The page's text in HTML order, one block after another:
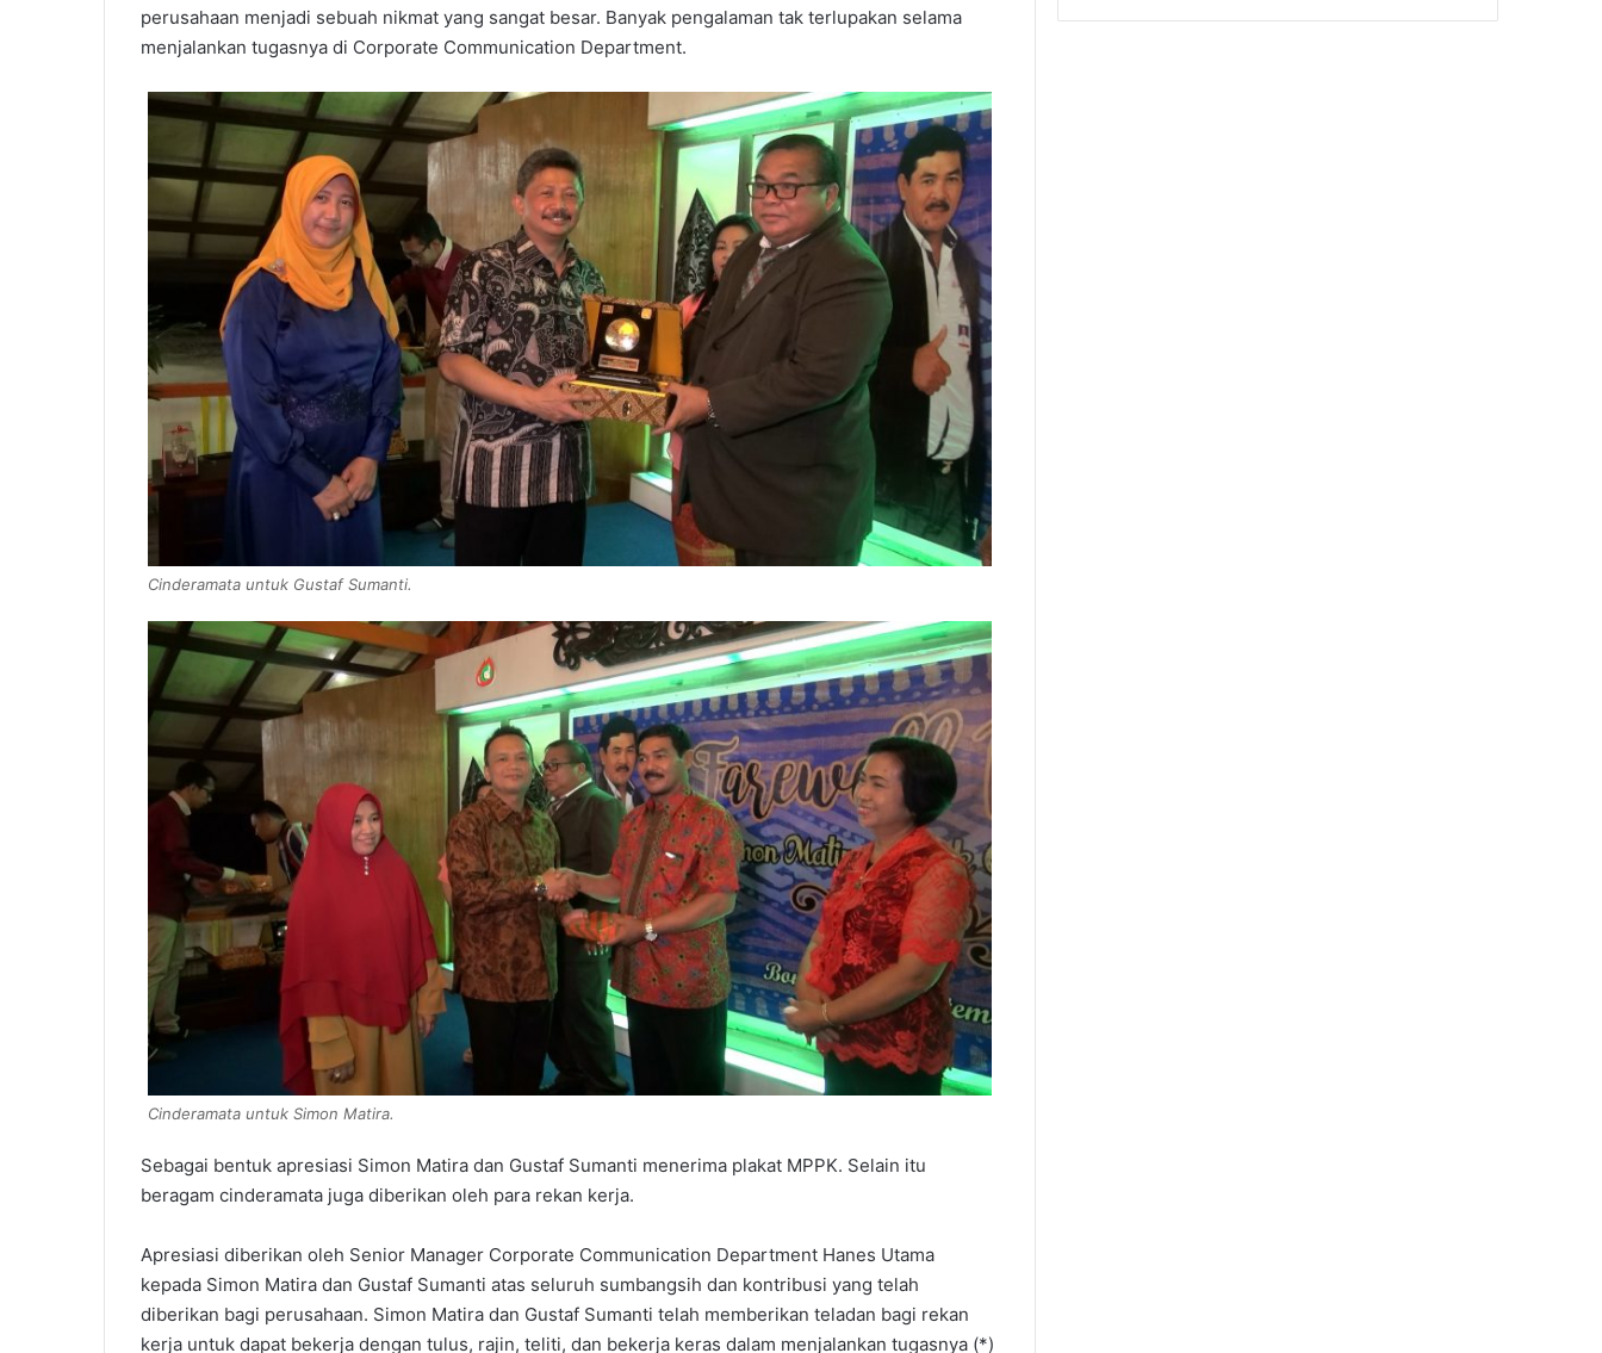
perusahaan menjadi sebuah nikmat yang sangat besar. Banyak pengalaman tak terlupakan selama
menjalankan tugasnya di Corporate Communication Department.
Cinderamata untuk Gustaf Sumanti.
Cinderamata untuk Simon Matira.
Sebagai bentuk apresiasi Simon Matira dan Gustaf Sumanti menerima plakat MPPK. Selain itu
beragam cinderamata juga diberikan oleh para rekan kerja.
Apresiasi diberikan oleh Senior Manager Corporate Communication Department Hanes Utama
kepada Simon Matira dan Gustaf Sumanti atas seluruh sumbangsih dan kontribusi yang telah
diberikan bagi perusahaan. Simon Matira dan Gustaf Sumanti telah memberikan teladan bagi rekan
kerja untuk dapat bekerja dengan tulus, rajin, teliti, dan bekerja keras dalam menjalankan tugasnya (*)